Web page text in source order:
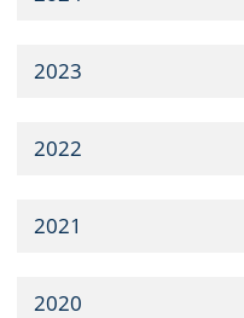
2023
2022
2021
2020